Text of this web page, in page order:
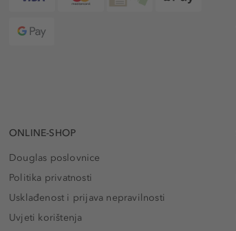
ONLINE-SHOP
Douglas poslovnice
Politika privatnosti
Usklađenost i prijava nepravilnosti
Uvjeti korištenja